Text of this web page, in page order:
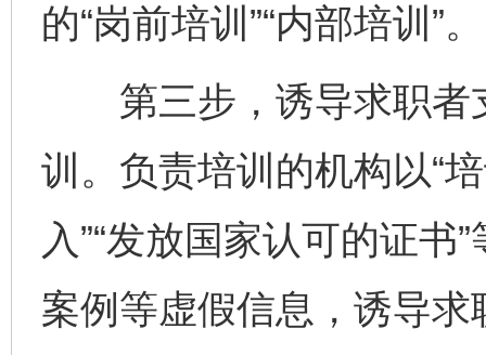
的“岗前培训”“内部培训”。
第三步，诱导求职者
训。负责培训的机构以“
入”“发放国家认可的证书
案例等虚假信息，诱导